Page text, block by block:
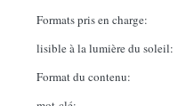
Formats pris en charge:
lisible à la lumière du soleil:
Format du contenu: